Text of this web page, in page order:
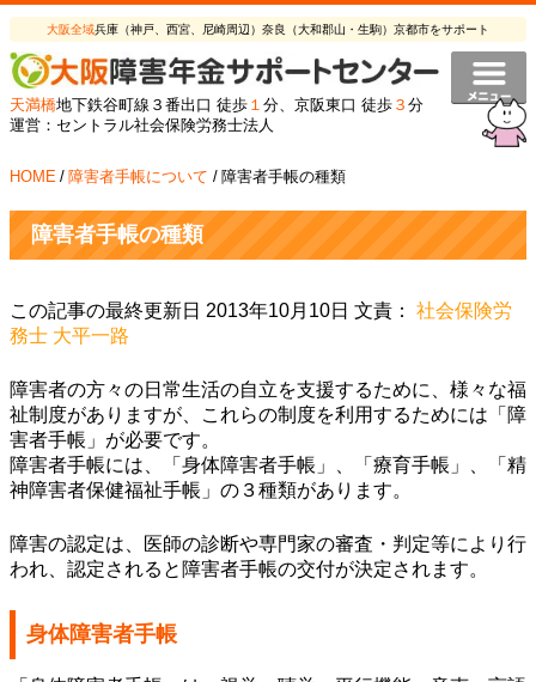
大阪全域兵庫（神戸、西宮、尼崎周辺）奈良（大和郡山・生駒）京都市をサポート
天満橋地下鉄谷町線３番出口 徒歩 １ 分、京阪東口 徒歩 ３ 分
運営：セントラル社会保険労務士法人
HOME / 障害者手帳について / 障害者手帳の種類
障害者手帳の種類
この記事の最終更新日 2013年10月10日 文責： 社会保険労
務士 大平一路
障害者の方々の日常生活の自立を支援するために、様々な福
祉制度がありますが、これらの制度を利用するためには「障
害者手帳」が必要です。
障害者手帳には、「身体障害者手帳」、「療育手帳」、「精
神障害者保健福祉手帳」の３種類があります。
障害の認定は、医師の診断や専門家の審査・判定等により行
われ、認定されると障害者手帳の交付が決定されます。
身体障害者手帳